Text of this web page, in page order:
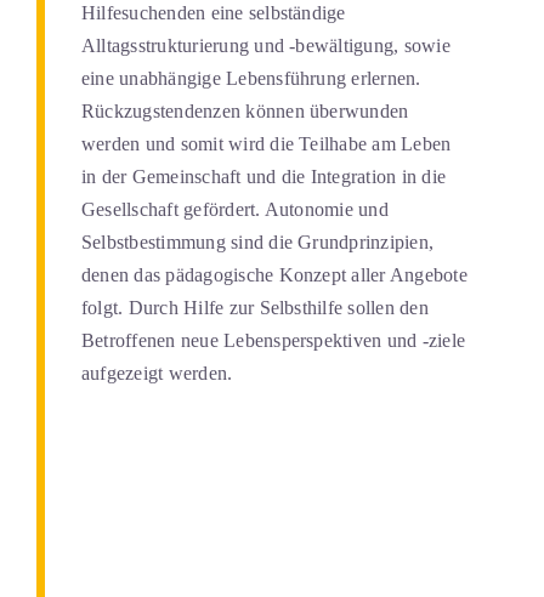
Hilfesuchenden eine selbständige
Alltagsstrukturierung und -bewältigung, sowie
eine unabhängige Lebensführung erlernen.
Rückzugstendenzen können überwunden
werden und somit wird die Teilhabe am Leben
in der Gemeinschaft und die Integration in die
Gesellschaft gefördert. Autonomie und
Selbstbestimmung sind die Grundprinzipien,
denen das pädagogische Konzept aller Angebote
folgt. Durch Hilfe zur Selbsthilfe sollen den
Betroffenen neue Lebensperspektiven und -ziele
aufgezeigt werden.